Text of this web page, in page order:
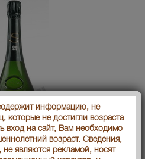
информацию, не
которые не достигли возраста
вход на сайт, Вам необходимо
возраст. Сведения,
являются рекламой, носят